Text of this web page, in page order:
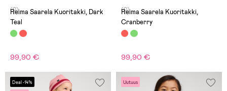
(0)
Reima Saarela Kuoritakki, Dark
Teal
99,90 €
(0)
Reima Saarela Kuoritakki,
Cranberry
99,90 €
Deal -14% Uutuus